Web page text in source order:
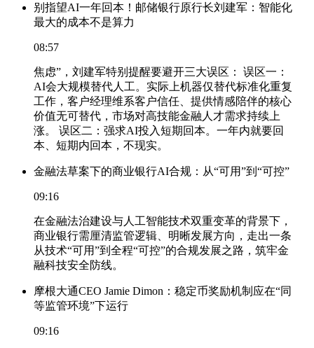
别指望AI一年回本！邮储银行原行长刘建军：智能化
最大的成本不是算力
08:57
焦虑”，刘建军特别提醒要避开三大误区： 误区一：
AI会大规模替代人工。实际上机器仅替代标准化重复
工作，客户经理维系客户信任、提供情感陪伴的核心
价值无可替代，市场对高技能金融人才需求持续上
涨。 误区二：强求AI投入短期回本。一年内就要回
本、短期内回本，不现实。
金融法草案下的商业银行AI合规：从“可用”到“可控”
09:16
在金融法治建设与人工智能技术双重变革的背景下，
商业银行需厘清监管逻辑、明晰发展方向，走出一条
从技术“可用”到全程“可控”的合规发展之路，筑牢金
融科技安全防线。
摩根大通CEO Jamie Dimon：稳定币奖励机制应在“同
等监管环境”下运行
09:16